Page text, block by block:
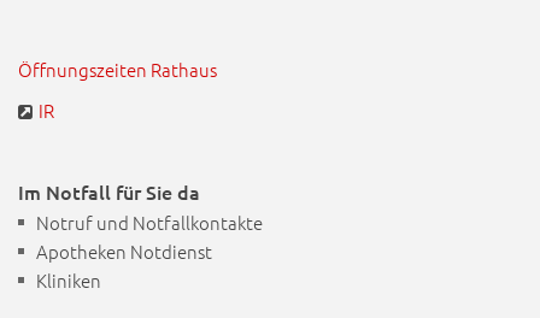
Öffnungszeiten Rathaus
IR
Im Notfall für Sie da
Notruf und Notfallkontakte
Apotheken Notdienst
Kliniken